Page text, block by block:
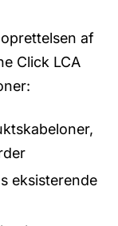
af
Click LCA
eksisterende